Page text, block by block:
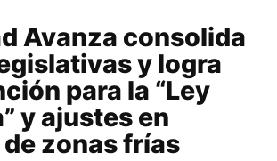
Avanza consolida
y logra
para la “Ley
y ajustes en
zonas frías